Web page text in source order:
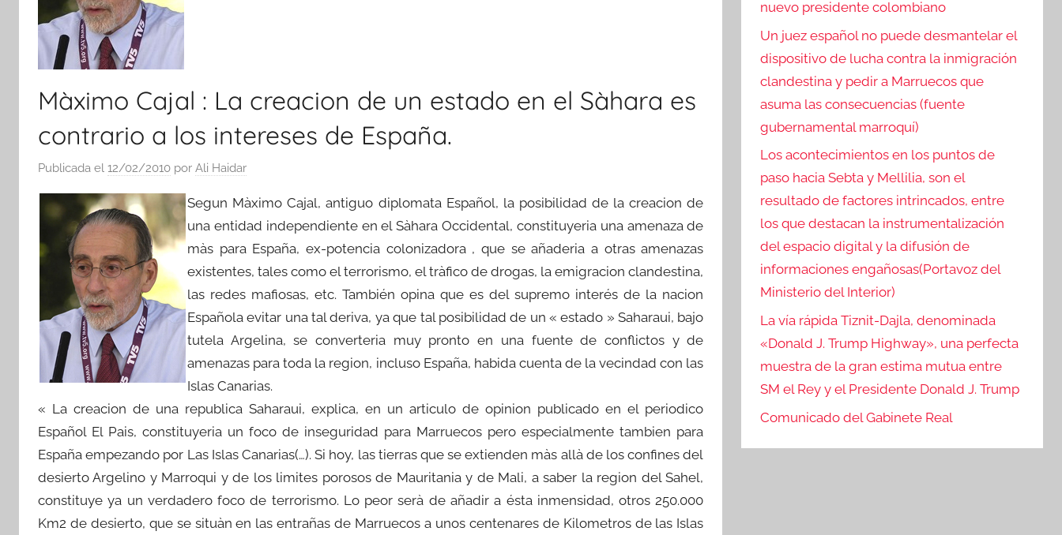
Màximo Cajal : La creacion de un estado en el Sàhara es
contrario a los intereses de España.
Publicada el 12/02/2010 por Ali Haidar
Segun Màximo Cajal, antiguo diplomata Español, la posibilidad de la creacion de
una entidad independiente en el Sàhara Occidental, constituyeria una amenaza de
màs para España, ex-potencia colonizadora , que se añaderia a otras amenazas
existentes, tales como el terrorismo, el tràfico de drogas, la emigracion clandestina,
las redes mafiosas, etc. También opina que es del supremo interés de la nacion
Española evitar una tal deriva, ya que tal posibilidad de un « estado » Saharaui, bajo
tutela Argelina, se converteria muy pronto en una fuente de conflictos y de
amenazas para toda la region, incluso España, habida cuenta de la vecindad con las
Islas Canarias.
« La creacion de una republica Saharaui, explica, en un articulo de opinion publicado en el periodico
Español El Pais, constituyeria un foco de inseguridad para Marruecos pero especialmente tambien para
España empezando por Las Islas Canarias(…). Si hoy, las tierras que se extienden màs allà de los confines del
desierto Argelino y Marroqui y de los limites porosos de Mauritania y de Mali, a saber la region del Sahel,
constituye ya un verdadero foco de terrorismo. Lo peor serà de añadir a ésta inmensidad, otros 250.000
Km2 de desierto, que se situàn en las entrañas de Marruecos a unos centenares de Kilometros de las Islas
nuevo presidente colombiano
Un juez español no puede desmantelar el
dispositivo de lucha contra la inmigración
clandestina y pedir a Marruecos que
asuma las consecuencias (fuente
gubernamental marroquí)
Los acontecimientos en los puntos de
paso hacia Sebta y Mellilia, son el
resultado de factores intrincados, entre
los que destacan la instrumentalización
del espacio digital y la difusión de
informaciones engañosas(Portavoz del
Ministerio del Interior)
La vía rápida Tiznit-Dajla, denominada
«Donald J. Trump Highway», una perfecta
muestra de la gran estima mutua entre
SM el Rey y el Presidente Donald J. Trump
Comunicado del Gabinete Real